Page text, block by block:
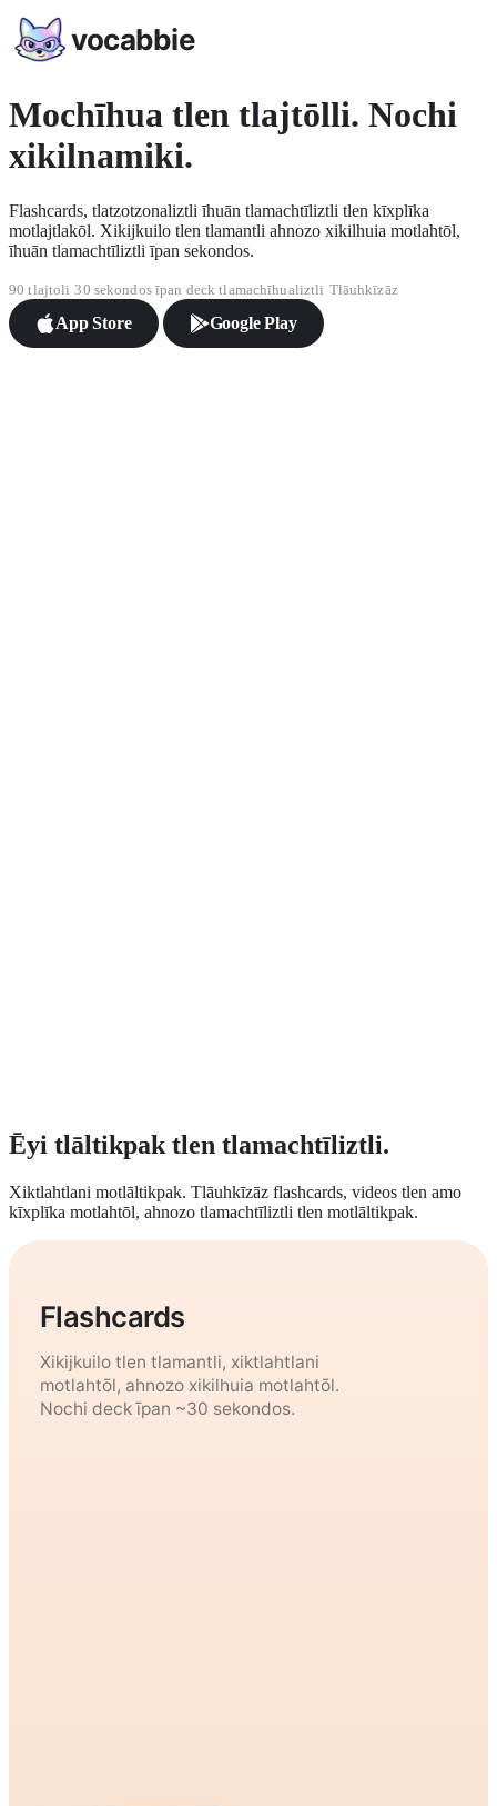
vocabbie
Mochīhua tlen tlajtōlli. Nochi
xikilnamiki.
Flashcards, tlatzotzonaliztli īhuān tlamachtīliztli tlen kīxplīka
motlajtlakōl. Xikijkuilo tlen tlamantli ahnozo xikilhuia motlahtōl,
īhuān tlamachtīliztli īpan sekondos.
90 tlajtoli 30 sekondos īpan deck tlamachīhualiztli Tlāuhkīzāz
App Store Google Play
Ēyi tlāltikpak tlen tlamachtīliztli.
Xiktlahtlani motlāltikpak. Tlāuhkīzāz flashcards, videos tlen amo
kīxplīka motlahtōl, ahnozo tlamachtīliztli tlen motlāltikpak.
Flashcards
Xikijkuilo tlen tlamantli, xiktlahtlani
motlahtōl, ahnozo xikilhuia motlahtōl.
Nochi deck īpan ~30 sekondos.